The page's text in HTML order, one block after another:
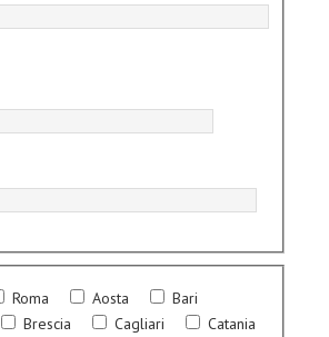
Roma Aosta
Bari
Brescia Cagliari
Catania